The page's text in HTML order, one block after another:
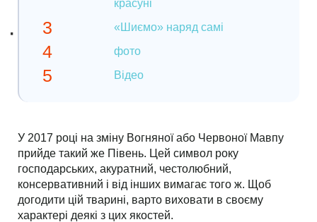
ВІДНОСИНИ
красуні
«Шиємо» наряд самі
фото
Відео
У 2017 році на зміну Вогняної або Червоної Мавпу
прийде такий же Півень. Цей символ року
господарських, акуратний, честолюбний,
консервативний і від інших вимагає того ж. Щоб
догодити цій тварині, варто виховати в своєму
характері деякі з цих якостей.